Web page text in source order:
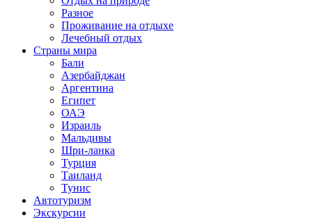
Разное
Проживание на отдыхе
Лечебный отдых
Страны мира
Бали
Азербайджан
Аргентина
Египет
ОАЭ
Израиль
Мальдивы
Шри-ланка
Турция
Таиланд
Тунис
Автотуризм
Экскурсии